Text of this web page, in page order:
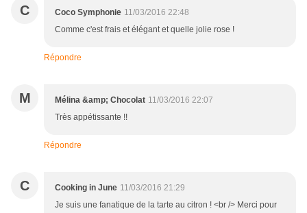
C Coco Symphonie 11/03/2016 22:48
Comme c'est frais et élégant et quelle jolie rose !
Répondre
M Mélina &amp; Chocolat 11/03/2016 22:07
Très appétissante !!
Répondre
C Cooking in June 11/03/2016 21:29
Je suis une fanatique de la tarte au citron ! <br /> Merci pour